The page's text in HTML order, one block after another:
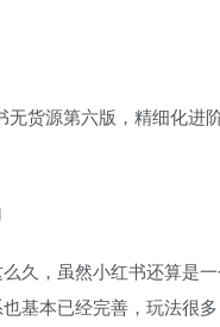
久，虽然小红书还算是
基本已经完善，玩法很